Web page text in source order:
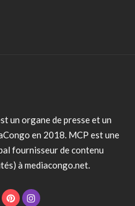
un organe de presse et un
en 2018. MCP est une
fournisseur de contenu
à mediacongo.net.